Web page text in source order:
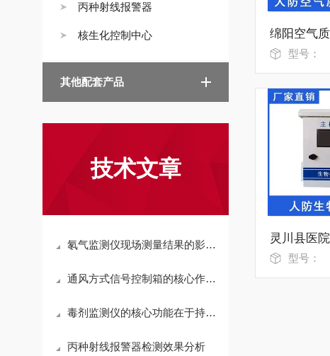
丙种射线报警器
核生化控制中心
其他配套产品
技术文章
氡气监测仪现场测量结果的影响规律
通风方式信号控制箱的核心作用在于实现通风方式的智能切换
毒剂监测仪的核心功能在于持续采集气体样本
丙种射线报警器检测效果分析
型号：
型号：